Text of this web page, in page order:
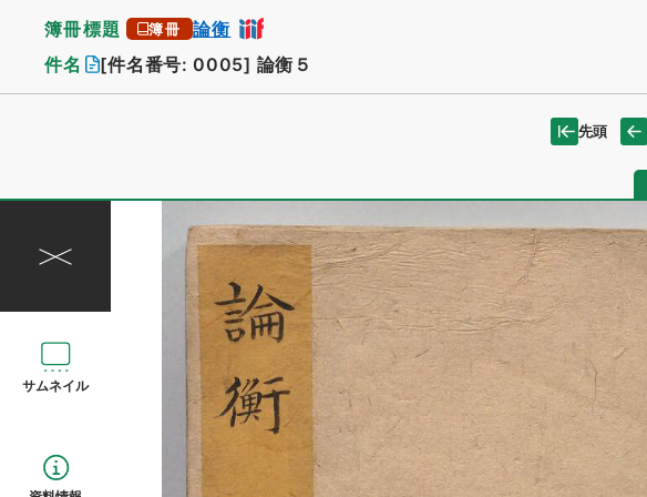
簿冊標題 簿冊 論衡
件名 [件名番号: 0005] 論衡５
先頭
サムネイル